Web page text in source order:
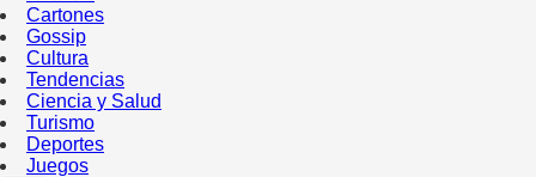
Cartones
Gossip
Cultura
Tendencias
Ciencia y Salud
Turismo
Deportes
Juegos